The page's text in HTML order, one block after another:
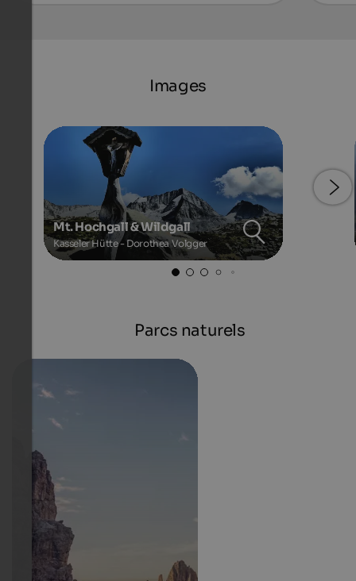
Images
Mt. Hochgall & Wildgall
Kasseler Hütte - Dorothea Volgger
Parcs naturels